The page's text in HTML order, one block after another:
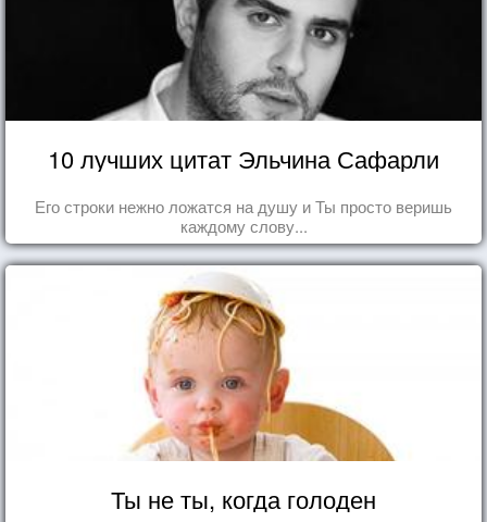
10 лучших цитат Эльчина Сафарли
Его строки нежно ложатся на душу и Ты просто веришь
каждому слову...
Ты не ты, когда голоден